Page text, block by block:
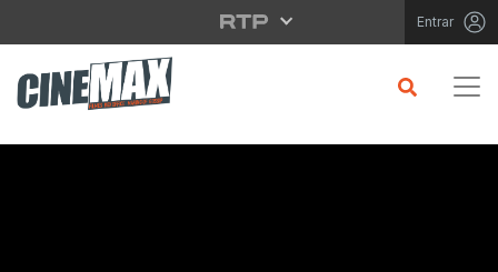
Saltar para o conteúdo principal Entrar
Filme em Cartaz